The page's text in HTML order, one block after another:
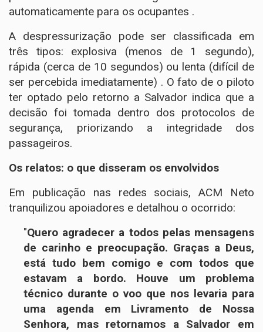
automaticamente para os ocupantes .
A despressurização pode ser classificada em
três tipos: explosiva (menos de 1 segundo),
rápida (cerca de 10 segundos) ou lenta (difícil de
ser percebida imediatamente) . O fato de o piloto
ter optado pelo retorno a Salvador indica que a
decisão foi tomada dentro dos protocolos de
segurança, priorizando a integridade dos
passageiros.
Os relatos: o que disseram os envolvidos
Em publicação nas redes sociais, ACM Neto
tranquilizou apoiadores e detalhou o ocorrido:
"Quero agradecer a todos pelas mensagens
de carinho e preocupação. Graças a Deus,
está tudo bem comigo e com todos que
estavam a bordo. Houve um problema
técnico durante o voo que nos levaria para
uma agenda em Livramento de Nossa
Senhora, mas retornamos a Salvador em